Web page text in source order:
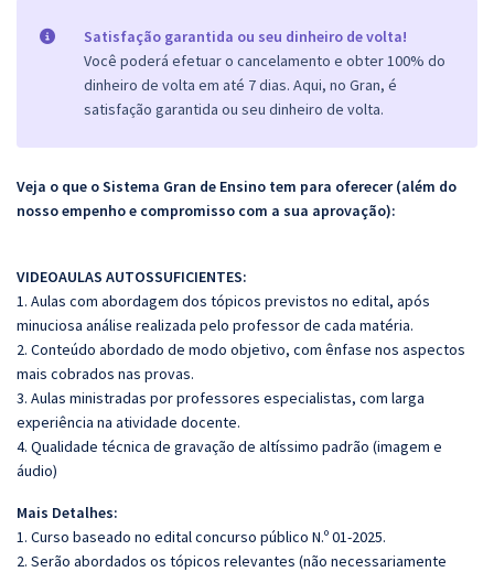
Satisfação garantida ou seu dinheiro de volta!
Você poderá efetuar o cancelamento e obter 100% do
dinheiro de volta em até 7 dias. Aqui, no Gran, é
satisfação garantida ou seu dinheiro de volta.
Veja o que o Sistema Gran de Ensino tem para oferecer (além do
nosso empenho e compromisso com a sua aprovação):
VIDEOAULAS AUTOSSUFICIENTES:
1. Aulas com abordagem dos tópicos previstos no edital, após
minuciosa análise realizada pelo professor de cada matéria.
2. Conteúdo abordado de modo objetivo, com ênfase nos aspectos
mais cobrados nas provas.
3. Aulas ministradas por professores especialistas, com larga
experiência na atividade docente.
4. Qualidade técnica de gravação de altíssimo padrão (imagem e
áudio)
Mais Detalhes:
1. Curso baseado no edital concurso público N.º 01-2025.
2. Serão abordados os tópicos relevantes (não necessariamente